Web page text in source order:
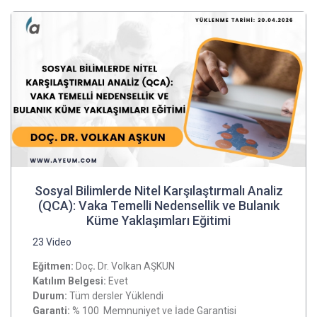
Sosyal Bilimlerde Nitel Karşılaştırmalı Analiz
(QCA): Vaka Temelli Nedensellik ve Bulanık
Küme Yaklaşımları Eğitimi
23 Video
Eğitmen: Doç. Dr. Volkan AŞKUN
Katılım Belgesi: Evet
Durum: Tüm dersler Yüklendi
Garanti: % 100 Memnuniyet ve İade Garantisi